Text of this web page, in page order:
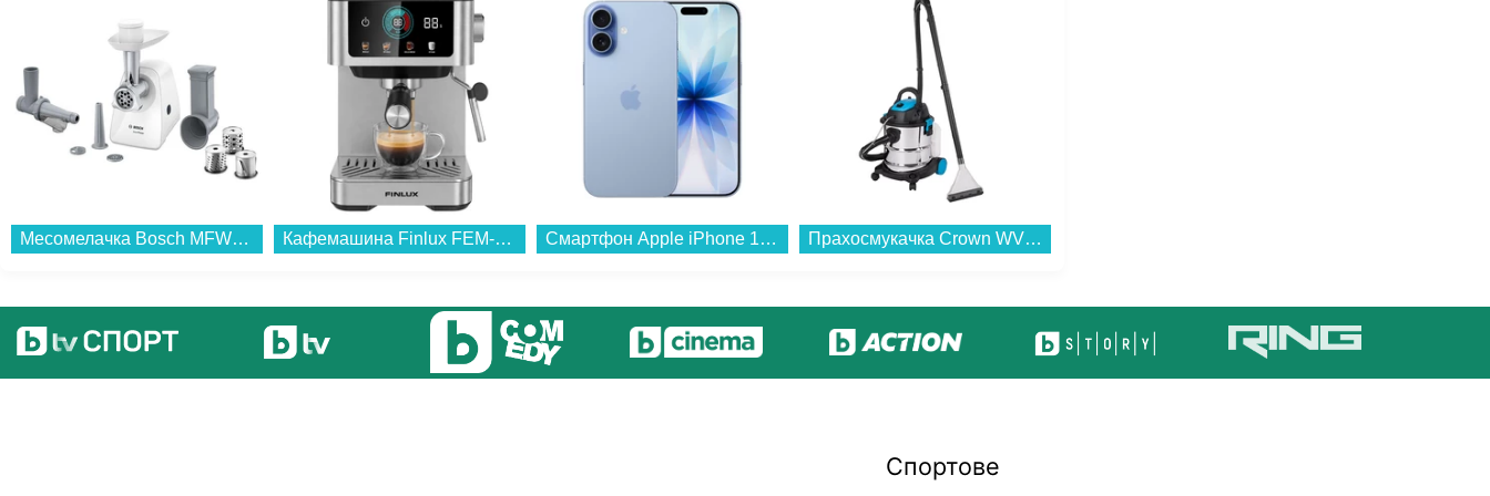
Месомелачка Bosch MFW2517W... Кафемашина Finlux FEM-1677CB... Смартфон Apple iPhone 17 256GB Mist Blue mg6l4 , 256 GB, 8 GB... Прахосмукачка Crown WVC-1220...
Спортове